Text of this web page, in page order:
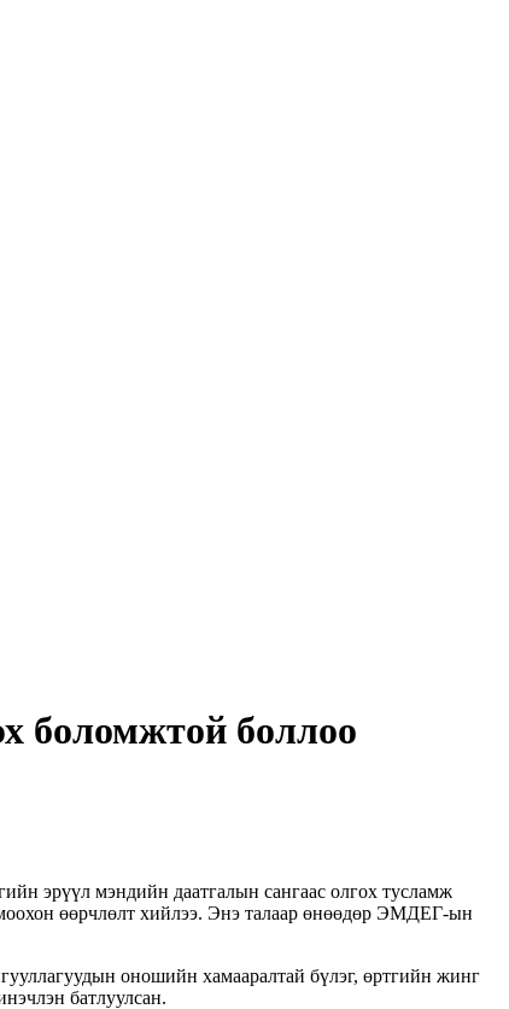
боломжтой боллоо
эрүүл мэндийн даатгалын сангаас олгох тусламж
өөрчлөлт хийлээ. Энэ талаар өнөөдөр ЭМДЕГ-ын
оношийн хамааралтай бүлэг, өртгийн жинг
батлуулсан.